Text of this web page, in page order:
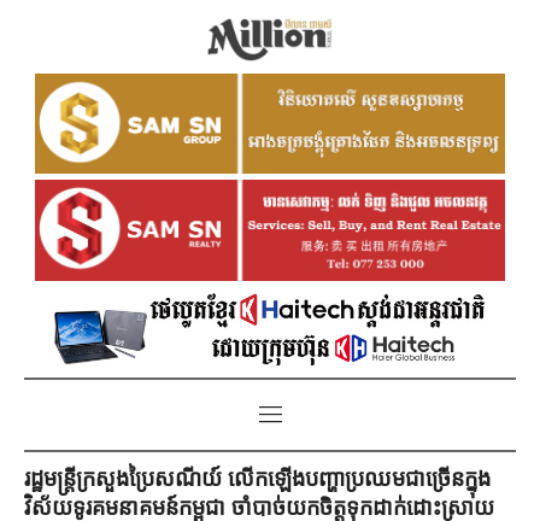
រដ្ឋមន្ត្រី​ក្រសួង​ប្រៃសណីយ៍ លើកឡើងបញ្ហាប្រឈមជាច្រើនក្នុង
វិស័យទូរគមនាគមន៍កម្ពុជា ចាំបាច់យកចិត្តទុកដាក់ដោះស្រាយ